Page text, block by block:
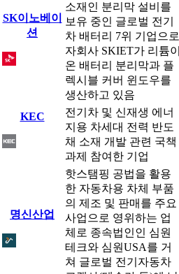
SK이노베이
션
소재인 분리막 설비를
보유 중인 글로벌 전기
차 배터리 7위 기업으로
자회사 SKIET가 리튬이
온 배터리 분리막과 플
렉시블 커버 윈도우를
생산하고 있음
KEC
전기차 및 신재생 에너
지용 차세대 전력 반도
채 소재 개발 관련 국책
과제 참여한 기업
명신산업
핫스탬핑 공법을 활용
한 자동차용 차체 부품
의 제조 및 판매를 주요
사업으로 영위하는 업
체로 종속법인인 심원
테크와 심원USA를 거
쳐 글로벌 전기자동차